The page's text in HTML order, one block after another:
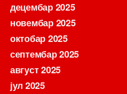
децембар 2025
новембар 2025
октобар 2025
септембар 2025
август 2025
јул 2025